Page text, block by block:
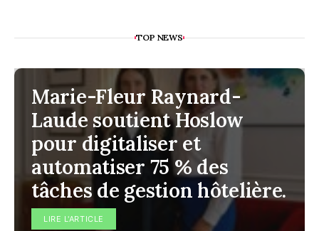
TOP NEWS
Marie-Fleur Raynard-
Laude soutient Hoslow
pour digitaliser et
automatiser 75 % des
tâches de gestion hôtelière.
LIRE L'ARTICLE